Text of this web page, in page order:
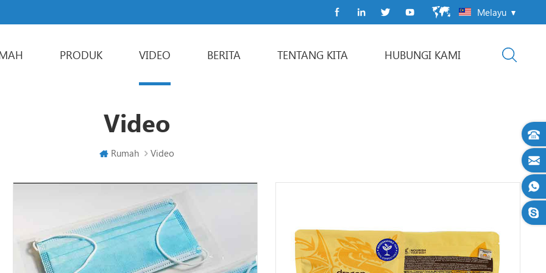
Melayu
PRODUK VIDEO BERITA TENTANG KITA HUBUNGI KAMI
Video
Rumah Video